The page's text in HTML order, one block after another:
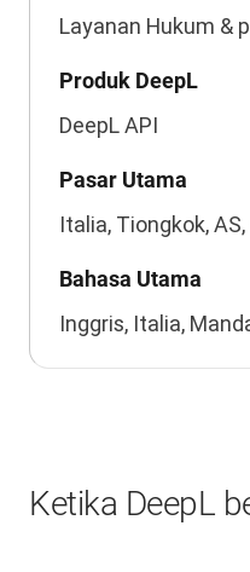
Layanan Hukum &
Produk DeepL
DeepL API
Pasar Utama
Italia, Tiongkok,
Bahasa Utama
Inggris, Italia,
Ketika DeepL